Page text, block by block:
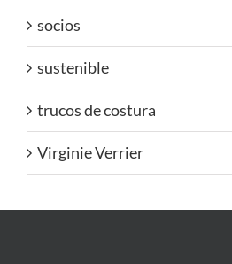
socios
sustenible
trucos de costura
Virginie Verrier